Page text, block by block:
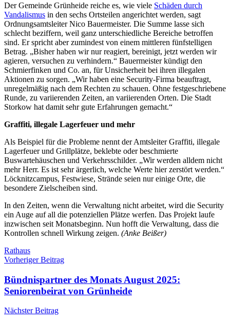
Der Gemeinde Grünheide reiche es, wie viele Schäden durch
Vandalismus in den sechs Ortsteilen angerichtet werden, sagt
Ordnungsamtsleiter Nico Bauermeister. Die Summe lasse sich
schlecht beziffern, weil ganz unterschiedliche Bereiche betroffen
sind. Er spricht aber zumindest von einem mittleren fünfstelligen
Betrag. „Bisher haben wir nur reagiert, bereinigt, jetzt werden wir
agieren, versuchen zu verhindern.“ Bauermeister kündigt den
Schmierfinken und Co. an, für Unsicherheit bei ihren illegalen
Aktionen zu sorgen. „Wir haben eine Security-Firma beauftragt,
unregelmäßig nach dem Rechten zu schauen. Ohne festgeschriebene
Runde, zu variierenden Zeiten, an variierenden Orten. Die Stadt
Storkow hat damit sehr gute Erfahrungen gemacht.“
Graffiti, illegale Lagerfeuer und mehr
Als Beispiel für die Probleme nennt der Amtsleiter Graffiti, illegale
Lagerfeuer und Grillplätze, beklebte oder beschmierte
Buswartehäuschen und Verkehrsschilder. „Wir werden alldem nicht
mehr Herr. Es ist sehr ärgerlich, welche Werte hier zerstört werden.“
Löcknitzcampus, Festwiese, Strände seien nur einige Orte, die
besondere Zielscheiben sind.
In den Zeiten, wenn die Verwaltung nicht arbeitet, wird die Security
ein Auge auf all die potenziellen Plätze werfen. Das Projekt laufe
inzwischen seit Monatsbeginn. Nun hofft die Verwaltung, dass die
Kontrollen schnell Wirkung zeigen. (Anke Beißer)
Schlagwörter
Rathaus
Beitragsnavigation
Vorheriger Beitrag
Bündnispartner des Monats August 2025:
Seniorenbeirat von Grünheide
Nächster Beitrag